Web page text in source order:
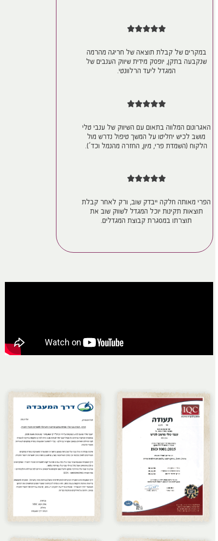
במקרים של קבלת תוצאה של חריגה מהרמה
שנקבעה בתקן, יופסק מידית שיווק הענבים של
המגדל ליעד הרלוונטי.
האגרונום המלווה בתאום עם השיווק של ענבי טלי
מושב לכיש יחליטו על המשך טיפול נדרש מול
הלקוח (השמדת פרי, מיון, החזרה מהנמל וכד’).
הפרי מאותה חלקה ייבדק שוב, ורק לאחר קבלת
תוצאות תקינות יוכל המגדל לשווק שוב את
תוצרתו במסגרת קבוצת המגדלים.